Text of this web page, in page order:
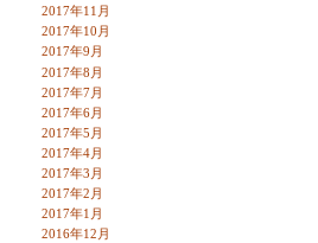
2017年11月
2017年10月
2017年9月
2017年8月
2017年7月
2017年6月
2017年5月
2017年4月
2017年3月
2017年2月
2017年1月
2016年12月